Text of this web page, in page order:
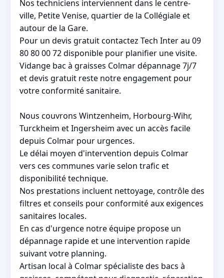
Nos techniciens interviennent dans le centre-
ville, Petite Venise, quartier de la Collégiale et
autour de la Gare.
Pour un devis gratuit contactez Tech Inter au 09
80 80 00 72 disponible pour planifier une visite.
Vidange bac à graisses Colmar dépannage 7j/7
et devis gratuit reste notre engagement pour
votre conformité sanitaire.
Nous couvrons Wintzenheim, Horbourg-Wihr,
Turckheim et Ingersheim avec un accès facile
depuis Colmar pour urgences.
Le délai moyen d'intervention depuis Colmar
vers ces communes varie selon trafic et
disponibilité technique.
Nos prestations incluent nettoyage, contrôle des
filtres et conseils pour conformité aux exigences
sanitaires locales.
En cas d'urgence notre équipe propose un
dépannage rapide et une intervention rapide
suivant votre planning.
Artisan local à Colmar spécialiste des bacs à